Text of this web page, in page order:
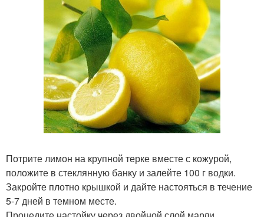
Потрите лимон на крупной терке вместе с кожурой,
положите в стеклянную банку и залейте 100 г водки.
Закройте плотно крышкой и дайте настояться в течение
5-7 дней в темном месте.